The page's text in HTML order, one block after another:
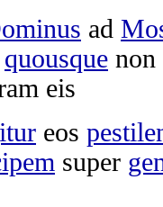
ad
quousque non
eis
eos
super